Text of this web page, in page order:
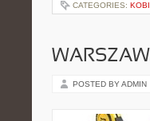
CATEGORIES:
POSTED BY ADMIN